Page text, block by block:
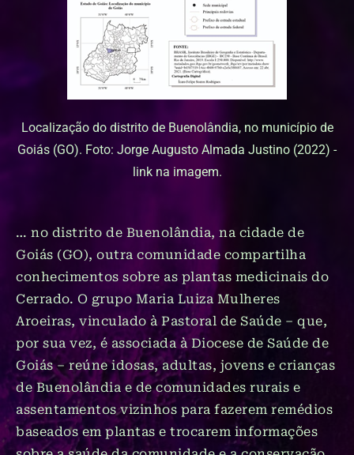
Localização do distrito de Buenolândia, no município de
Goiás (GO). Foto: Jorge Augusto Almada Justino (2022) -
link na imagem.
… no distrito de Buenolândia, na cidade de
Goiás (GO), outra comunidade compartilha
conhecimentos sobre as plantas medicinais do
Cerrado. O grupo Maria Luiza Mulheres
Aroeiras, vinculado à Pastoral de Saúde – que,
por sua vez, é associada à Diocese de Saúde de
Goiás – reúne idosas, adultas, jovens e crianças
de Buenolândia e de comunidades rurais e
assentamentos vizinhos para fazerem remédios
baseados em plantas e trocarem informações